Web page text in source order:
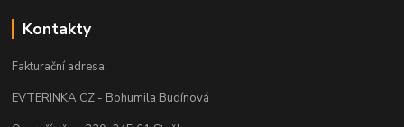
Kontakty
Fakturační adresa:
EVTERINKA.CZ - Bohumila Budínová